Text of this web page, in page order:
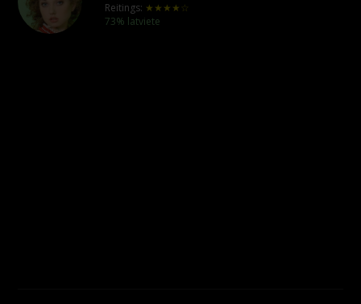
Reitings: ★★★★☆
73% latviete